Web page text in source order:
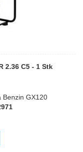
2.36 C5 - 1 Stk
Benzin GX120